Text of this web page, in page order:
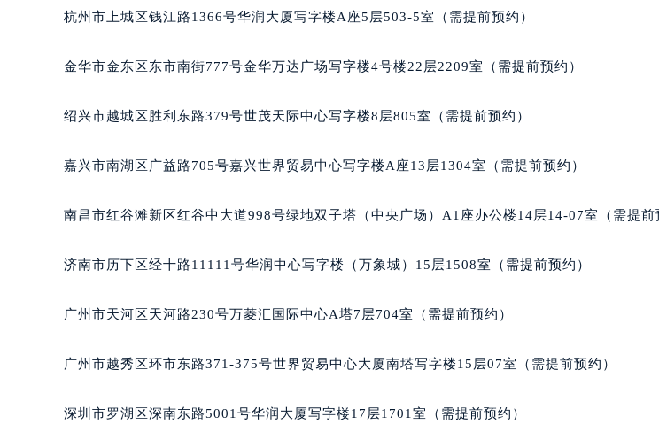
昆明市盘龙区北京路928号同德昆明广场写字楼10层06室（需提前预约）
西安市碑林区南关正街88号华侨城长安国际中心E座6楼10室（需提前预约）
唐山市路南区新华东道100号万达广场写字楼A座10层1002室（需提前预约）
内蒙古自治区呼和浩特市玉泉区大学西街70号华润万象城写字楼（鄂尔多斯大
重庆市解放碑渝中区民权路28号英利国际金融中心写字楼20层01室（需提前预
黑龙江省鹤岗市向阳区红军路宝玑售后服务中心（需提前预约）
黑龙江省鸡西市鸡冠区红军路宝玑售后服务中心（需提前预约）
黑龙江省牡丹江市东安区太平路宝玑售后服务中心（需提前预约）
黑龙江省齐齐哈尔市龙沙区龙华路宝玑售后服务中心（需提前预约）
杭州市上城区钱江路1366号华润大厦写字楼A座5层503-5室（需提前预约）
金华市金东区东市南街777号金华万达广场写字楼4号楼22层2209室（需提前预约）
绍兴市越城区胜利东路379号世茂天际中心写字楼8层805室（需提前预约）
嘉兴市南湖区广益路705号嘉兴世界贸易中心写字楼A座13层1304室（需提前预约）
南昌市红谷滩新区红谷中大道998号绿地双子塔（中央广场）A1座办公楼14层14-07室（需提前
济南市历下区经十路11111号华润中心写字楼（万象城）15层1508室（需提前预约）
广州市天河区天河路230号万菱汇国际中心A塔7层704室（需提前预约）
广州市越秀区环市东路371-375号世界贸易中心大厦南塔写字楼15层07室（需提前预约）
深圳市罗湖区深南东路5001号华润大厦写字楼17层1701室（需提前预约）